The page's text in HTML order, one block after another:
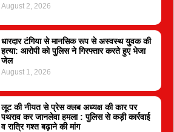
August 2, 2026
धारदार टंगिया से मानसिक रूप से अस्वस्थ युवक की
हत्या: आरोपी को पुलिस ने गिरफ्तार करते हुए भेजा
जेल
August 1, 2026
लूट की नीयत से प्रेस क्लब अध्यक्ष की कार पर
पथराव कर जानलेवा हमला : पुलिस से कड़ी कार्रवाई
व रात्रि गश्त बढ़ाने की मांग